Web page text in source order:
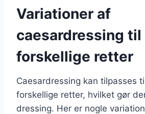
Variationer af
caesardressing til
forskellige retter
Caesardressing kan tilpasses
forskellige retter, hvilket gør
dressing. Her er nogle